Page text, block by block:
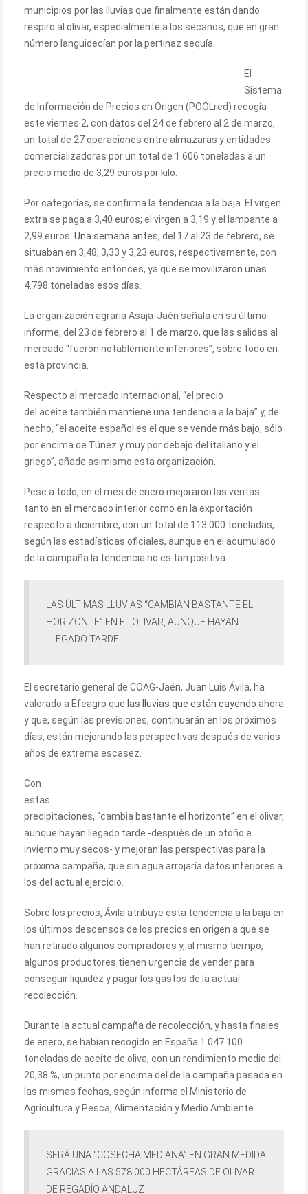
municipios por las lluvias que finalmente están dando
respiro al olivar, especialmente a los secanos, que en gran
número languidecían por la pertinaz sequía.
El
Sistema
de Información de Precios en Origen (POOLred) recogía
este viernes 2, con datos del 24 de febrero al 2 de marzo,
un total de 27 operaciones entre almazaras y entidades
comercializadoras por un total de 1.606 toneladas a un
precio medio de 3,29 euros por kilo.
Por categorías, se confirma la tendencia a la baja. El virgen
extra se paga a 3,40 euros; el virgen a 3,19 y el lampante a
2,99 euros. Una semana antes, del 17 al 23 de febrero, se
situaban en 3,48; 3,33 y 3,23 euros, respectivamente, con
más movimiento entonces, ya que se movilizaron unas
4.798 toneladas esos días.
La organización agraria Asaja-Jaén señala en su último
informe, del 23 de febrero al 1 de marzo, que las salidas al
mercado “fueron notablemente inferiores”, sobre todo en
esta provincia.
Respecto al mercado internacional, “el precio
del aceite también mantiene una tendencia a la baja” y, de
hecho, “el aceite español es el que se vende más bajo, sólo
por encima de Túnez y muy por debajo del italiano y el
griego”, añade asimismo esta organización.
Pese a todo, en el mes de enero mejoraron las ventas
tanto en el mercado interior como en la exportación
respecto a diciembre, con un total de 113.000 toneladas,
según las estadísticas oficiales, aunque en el acumulado
de la campaña la tendencia no es tan positiva.
LAS ÚLTIMAS LLUVIAS “CAMBIAN BASTANTE EL
HORIZONTE” EN EL OLIVAR, AUNQUE HAYAN
LLEGADO TARDE
El secretario general de COAG-Jaén, Juan Luis Ávila, ha
valorado a Efeagro que las lluvias que están cayendo ahora
y que, según las previsiones, continuarán en los próximos
días, están mejorando las perspectivas después de varios
años de extrema escasez.
Con
estas
precipitaciones, “cambia bastante el horizonte” en el olivar,
aunque hayan llegado tarde -después de un otoño e
invierno muy secos- y mejoran las perspectivas para la
próxima campaña, que sin agua arrojaría datos inferiores a
los del actual ejercicio.
Sobre los precios, Ávila atribuye esta tendencia a la baja en
los últimos descensos de los precios en origen a que se
han retirado algunos compradores y, al mismo tiempo,
algunos productores tienen urgencia de vender para
conseguir liquidez y pagar los gastos de la actual
recolección.
Durante la actual campaña de recolección, y hasta finales
de enero, se habían recogido en España 1.047.100
toneladas de aceite de oliva, con un rendimiento medio del
20,38 %, un punto por encima del de la campaña pasada en
las mismas fechas, según informa el Ministerio de
Agricultura y Pesca, Alimentación y Medio Ambiente.
SERÁ UNA “COSECHA MEDIANA” EN GRAN MEDIDA
GRACIAS A LAS 578.000 HECTÁREAS DE OLIVAR
DE REGADÍO ANDALUZ